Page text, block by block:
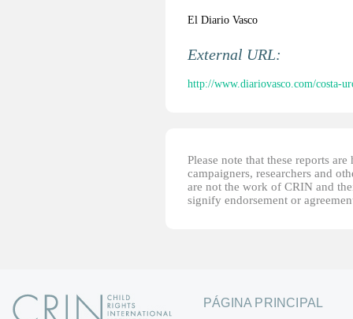
El Diario Vasco
External URL:
http://www.diariovasco.com/costa-
Please note that these reports
campaigners, researchers and
are not the work of CRIN and
signify endorsement or
PÁGINA PRINCIPAL